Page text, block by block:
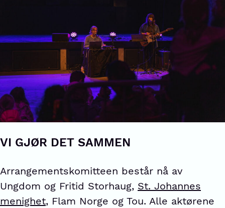
VI GJØR DET SAMMEN
Arrangementskomitteen består nå av
Ungdom og Fritid Storhaug, St. Johannes
menighet, Flam Norge og Tou. Alle aktørene